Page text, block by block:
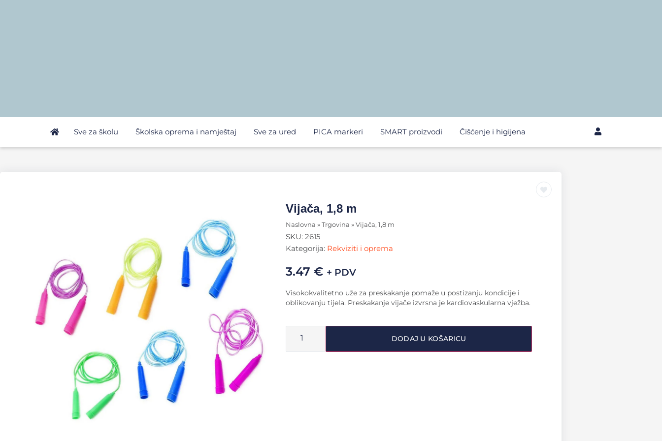
Sve za školu Školska oprema i namještaj Sve za ured PICA markeri SMART proizvodi Čišćenje i higijena
Vijača, 1,8 m
Naslovna » Trgovina » Vijača, 1,8 m
SKU: 2615
Kategorija: Rekviziti i oprema
3.47 € + PDV
Visokokvalitetno uže za preskakanje pomaže u postizanju kondicije i
oblikovanju tijela. Preskakanje vijače izvrsna je kardiovaskularna vježba.
DODAJ U KOŠARICU